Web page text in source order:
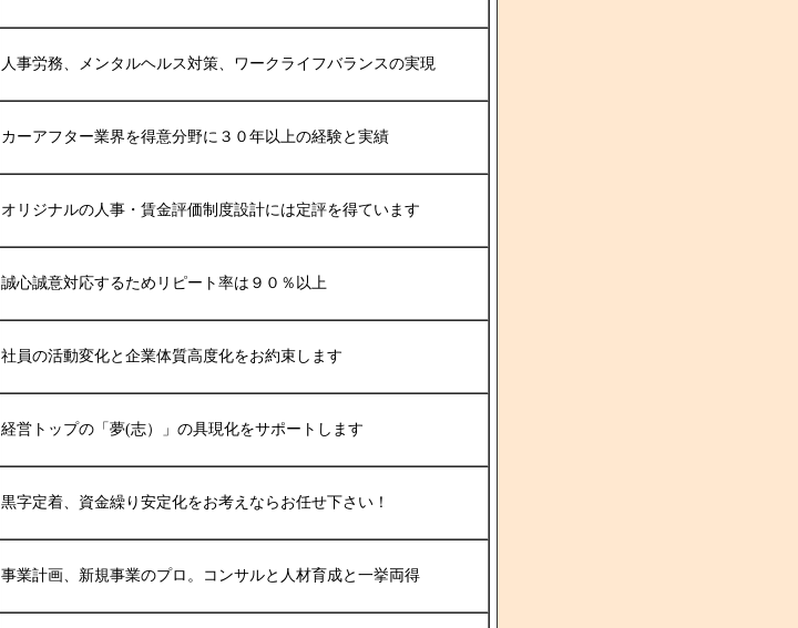
人事労務、メンタルヘルス対策、ワークライフバランスの実現
カーアフター業界を得意分野に３０年以上の経験と実績
オリジナルの人事・賃金評価制度設計には定評を得ています
誠心誠意対応するためリピート率は９０％以上
社員の活動変化と企業体質高度化をお約束します
経営トップの「夢(志）」の具現化をサポートします
黒字定着、資金繰り安定化をお考えならお任せ下さい！
事業計画、新規事業のプロ。コンサルと人材育成と一挙両得